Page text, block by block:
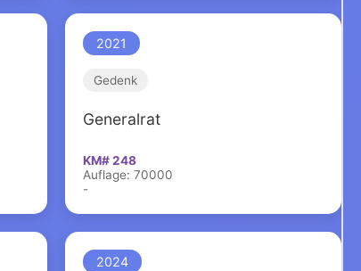
2021
Gedenk
Generalrat
KM# 248
Auflage: 70000
-
2024